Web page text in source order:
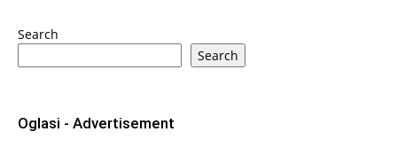
Search
Search
Oglasi - Advertisement